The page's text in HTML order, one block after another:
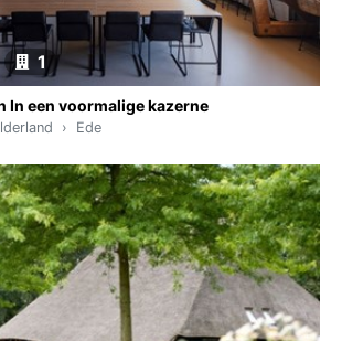
1
In een voormalige kazerne
Ede